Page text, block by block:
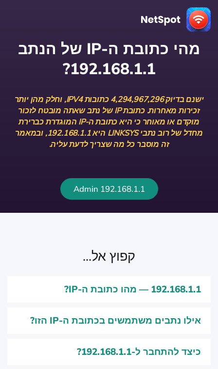
מהי כתובת ה-IP של הנתב
192.168.1.1?
ישנם בדיוק 4,294,967,296 כתובות IPV4, וחלק מהן יותר
זכירות מאחרות. כתובת IP של נתב שאתה מובטח לזכור
מוקדם או מאוחר כי היא כתובת ה-IP המוגדרת כברירת
מחדל של רוב נתבי LINKSYS היא 192.168.1.1, ובמאמר
זה מוסבר כל מה שצריך לדעת עליה.
192.168.1.1 Admin
קפוץ אל...
192.168.1.1 — מהו כתובת ה-IP?
אילו נתבים משתמשים בכתובת ה-IP הזו?
כיצד להתחבר ל-192.168.1.1?